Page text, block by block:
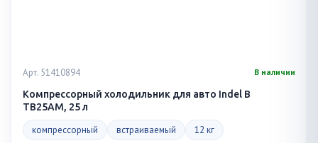
Арт. 51410894 В наличии
Компрессорный холодильник для авто Indel B
TB25AM, 25 л
компрессорный встраиваемый 12 кг